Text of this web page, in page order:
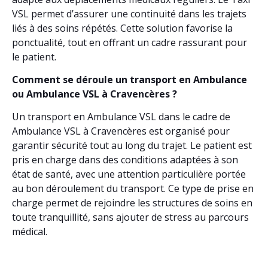
VSL permet d’assurer une continuité dans les trajets
liés à des soins répétés. Cette solution favorise la
ponctualité, tout en offrant un cadre rassurant pour
le patient.
Comment se déroule un transport en Ambulance
ou Ambulance VSL à Cravencères ?
Un transport en Ambulance VSL dans le cadre de
Ambulance VSL à Cravencères est organisé pour
garantir sécurité tout au long du trajet. Le patient est
pris en charge dans des conditions adaptées à son
état de santé, avec une attention particulière portée
au bon déroulement du transport. Ce type de prise en
charge permet de rejoindre les structures de soins en
toute tranquillité, sans ajouter de stress au parcours
médical.